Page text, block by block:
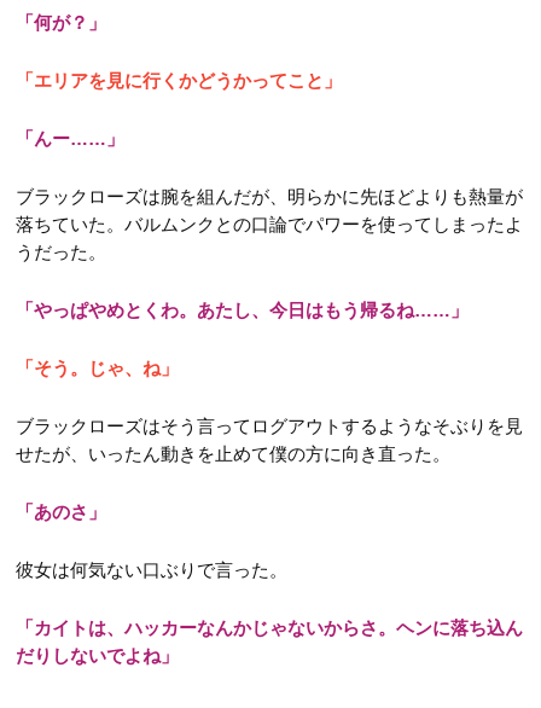
「何が？」
「エリアを見に行くかどうかってこと」
「んー……」
ブラックローズは腕を組んだが、明らかに先ほどよりも熱量が
落ちていた。バルムンクとの口論でパワーを使ってしまったよ
うだった。
「やっぱやめとくわ。あたし、今日はもう帰るね……」
「そう。じゃ、ね」
ブラックローズはそう言ってログアウトするようなそぶりを見
せたが、いったん動きを止めて僕の方に向き直った。
「あのさ」
彼女は何気ない口ぶりで言った。
「カイトは、ハッカーなんかじゃないからさ。ヘンに落ち込ん
だりしないでよね」